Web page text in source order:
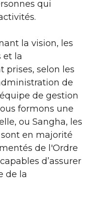
qui
la vision, les
et la
prises, selon les
de
de gestion
formons une
ou Sangha, les
en majorité
de l'Ordre
d’assurer
de la